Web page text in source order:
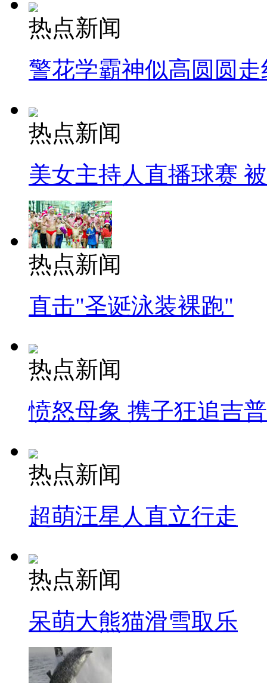
热点新闻
警花学霸神似高圆圆走
热点新闻
美女主持人直播球赛
热点新闻
直击"圣诞泳装裸跑"
热点新闻
愤怒母象 携子狂追吉
热点新闻
超萌汪星人直立行走
热点新闻
呆萌大熊猫滑雪取乐